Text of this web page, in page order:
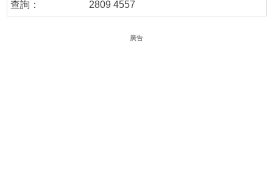
查詢： 2809 4557
廣告